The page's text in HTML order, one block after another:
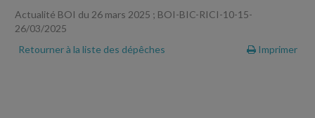
Actualité BOI du 26 mars 2025 ; BOI-BIC-RICI-10-15-
26/03/2025
Retourner à la liste des dépêches
Imprimer